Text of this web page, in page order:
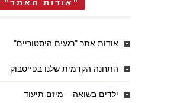
"אודות האתר"
אודות אתר "רגעים היסטוריים"
התחנה הקדמית שלנו בפייסבוק
ילדים בשואה – מיזם תיעוד